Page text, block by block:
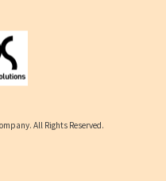
All Rights Reserved.